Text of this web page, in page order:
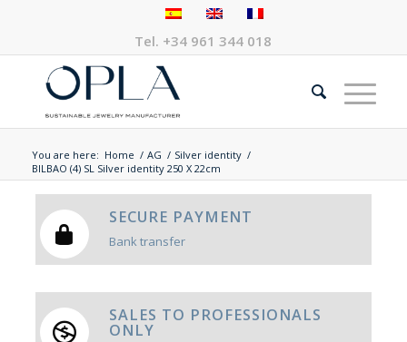
Tel. +34 961 344 018
You are here: Home / AG / Silver identity /
BILBAO (4) SL Silver identity 250 X 22cm
SECURE PAYMENT
Bank transfer
SALES TO PROFESSIONALS
ONLY